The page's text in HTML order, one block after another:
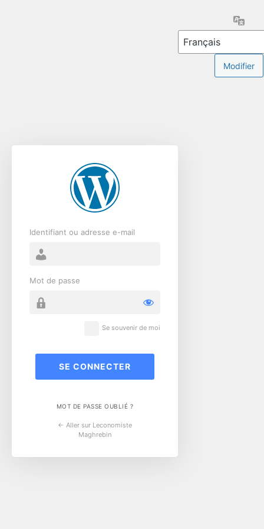
Identifiant ou adresse e-mail
Mot de passe
Se souvenir de moi
MOT DE PASSE OUBLIÉ ?
← Aller sur Leconomiste
Maghrebin